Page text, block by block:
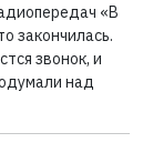
«В
закончилась.
звонок, и
над